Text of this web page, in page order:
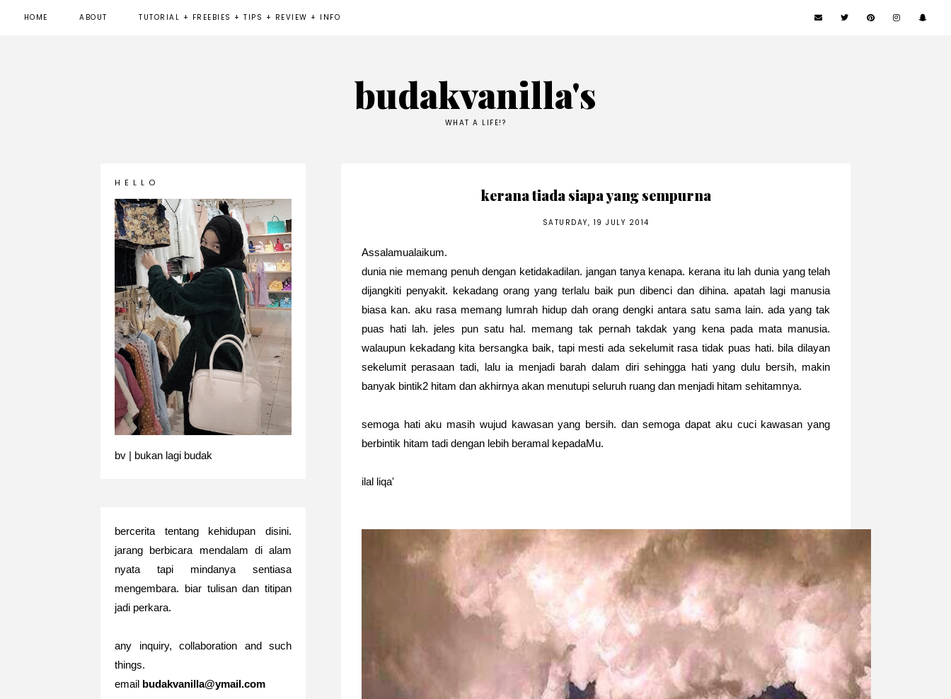
HOME ABOUT TUTORIAL + FREEBIES + TIPS + REVIEW + INFO
budakvanilla's
WHAT A LIFE!?
kerana tiada siapa yang sempurna
SATURDAY, 19 JULY 2014
Assalamualaikum.
dunia nie memang penuh dengan ketidakadilan. jangan tanya kenapa. kerana itu lah dunia yang telah
dijangkiti penyakit. kekadang orang yang terlalu baik pun dibenci dan dihina. apatah lagi manusia
biasa kan. aku rasa memang lumrah hidup dah orang dengki antara satu sama lain. ada yang tak
puas hati lah. jeles pun satu hal. memang tak pernah takdak yang kena pada mata manusia.
walaupun kekadang kita bersangka baik, tapi mesti ada sekelumit rasa tidak puas hati. bila dilayan
sekelumit perasaan tadi, lalu ia menjadi barah dalam diri sehingga hati yang dulu bersih, makin
banyak bintik2 hitam dan akhirnya akan menutupi seluruh ruang dan menjadi hitam sehitamnya.
semoga hati aku masih wujud kawasan yang bersih. dan semoga dapat aku cuci kawasan yang
berbintik hitam tadi dengan lebih beramal kepadaMu.
ilal liqa'
H E L L O
bv | bukan lagi budak
bercerita tentang kehidupan disini.
jarang berbicara mendalam di alam
nyata tapi mindanya sentiasa
mengembara. biar tulisan dan titipan
jadi perkara.
any inquiry, collaboration and such
things.
email budakvanilla@ymail.com